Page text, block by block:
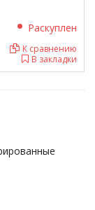
Раскуплен
В закладки
К сравнению